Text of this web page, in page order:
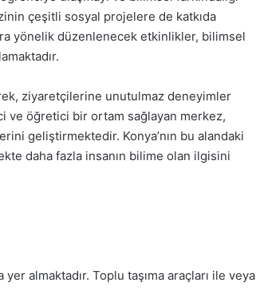
çeşitli sosyal projelere de katkıda
yönelik düzenlenecek etkinlikler, bilimsel
ziyaretçilerine unutulmaz deneyimler
ve öğretici bir ortam sağlayan merkez,
geliştirmektedir. Konya’nın bu alandaki
daha fazla insanın bilime olan ilgisini
almaktadır. Toplu taşıma araçları ile veya